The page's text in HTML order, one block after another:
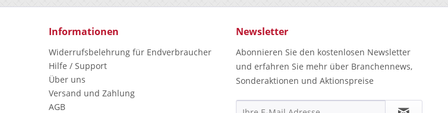
Informationen
Widerrufsbelehrung für Endverbraucher
Hilfe / Support
Über uns
Versand und Zahlung
AGB
Newsletter
Abonnieren Sie den kostenlosen Newsletter
und erfahren Sie mehr über Branchennews,
Sonderaktionen und Aktionspreise